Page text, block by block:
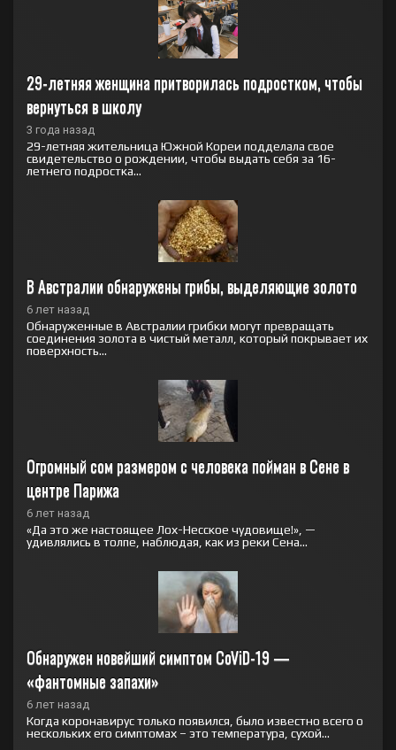
29-летняя женщина притворилась подростком, чтобы
вернуться в школу
3 года назад
29-летняя жительница Южной Кореи подделала свое
свидетельство о рождении, чтобы выдать себя за 16-
летнего подростка...
В Австралии обнаружены грибы, выделяющие золото
6 лет назад
Обнаруженные в Австралии грибки могут превращать
соединения золота в чистый металл, который покрывает их
поверхность...
Огромный сом размером с человека пойман в Сене в
центре Парижа
6 лет назад
«Да это же настоящее Лох-Несское чудовище!», —
удивлялись в толпе, наблюдая, как из реки Сена...
Обнаружен новейший симптом CoViD-19 —
«фантомные запахи»
6 лет назад
Когда коронавирус только появился, было известно всего о
нескольких его симптомах – это температура, сухой...